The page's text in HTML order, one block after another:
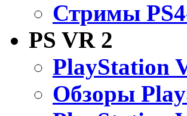
Стримы
PS VR 2
PlayStation
Обзоры